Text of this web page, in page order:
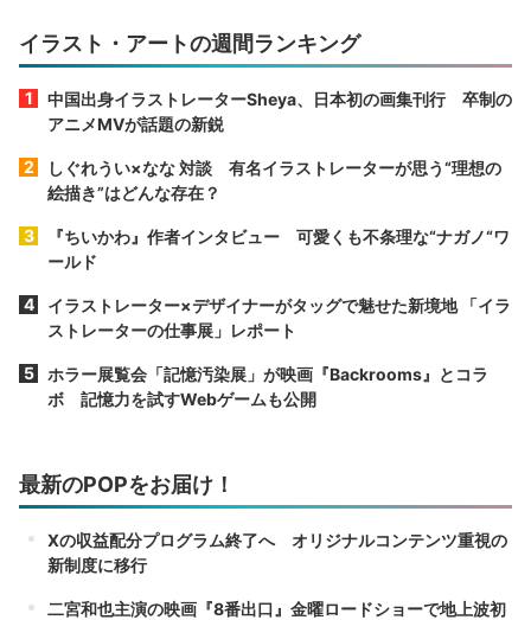
イラスト・アートの週間ランキング
中国出身イラストレーターSheya、日本初の画集刊行 卒制の
アニメMVが話題の新鋭
しぐれうい×なな 対談 有名イラストレーターが思う“理想の
絵描き”はどんな存在？
『ちいかわ』作者インタビュー 可愛くも不条理な“ナガノ“ワ
ールド
イラストレーター×デザイナーがタッグで魅せた新境地 「イラ
ストレーターの仕事展」レポート
ホラー展覧会「記憶汚染展」が映画『Backrooms』とコラ
ボ 記憶力を試すWebゲームも公開
最新のPOPをお届け！
Xの収益配分プログラム終了へ オリジナルコンテンツ重視の
新制度に移行
二宮和也主演の映画『8番出口』金曜ロードショーで地上波初